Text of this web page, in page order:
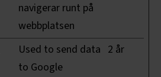
navigerar runt på
webbplatsen
Used to send data
to Google
2 år